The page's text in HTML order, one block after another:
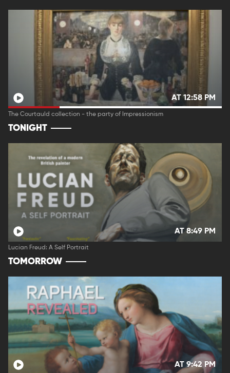
AT 12:58 PM
The Courtauld collection - the party of Impressionism
TONIGHT
AT 8:49 PM
Lucian Freud: A Self Portrait
TOMORROW
AT 9:42 PM